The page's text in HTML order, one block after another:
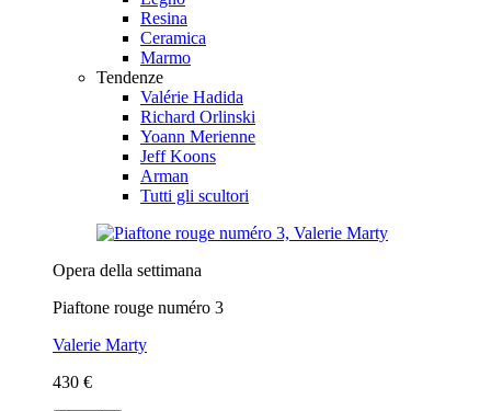
Resina
Ceramica
Marmo
Tendenze
Valérie Hadida
Richard Orlinski
Yoann Merienne
Jeff Koons
Arman
Tutti gli scultori
Opera della settimana
Piaftone rouge numéro 3
Valerie Marty
430 €